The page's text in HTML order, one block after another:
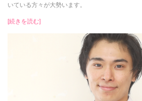
いている方々が大勢います。
[続きを読む]